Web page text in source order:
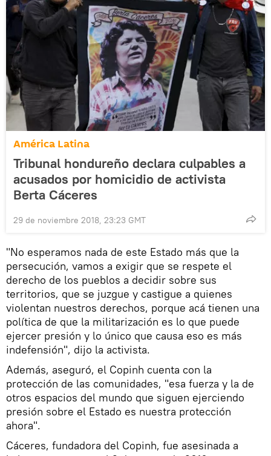
América Latina
Tribunal hondureño declara culpables a
acusados por homicidio de activista
Berta Cáceres
29 de noviembre 2018, 23:23 GMT
"No esperamos nada de este Estado más que la
persecución, vamos a exigir que se respete el
derecho de los pueblos a decidir sobre sus
territorios, que se juzgue y castigue a quienes
violentan nuestros derechos, porque acá tienen una
política de que la militarización es lo que puede
ejercer presión y lo único que causa eso es más
indefensión", dijo la activista.
Además, aseguró, el Copinh cuenta con la
protección de las comunidades, "esa fuerza y la de
otros espacios del mundo que siguen ejerciendo
presión sobre el Estado es nuestra protección
ahora".
Cáceres, fundadora del Copinh, fue asesinada a